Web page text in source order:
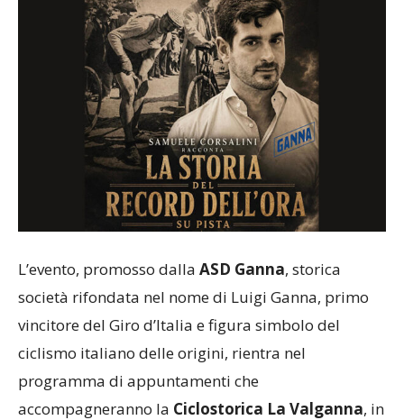
L’evento, promosso dalla ASD Ganna, storica
società rifondata nel nome di Luigi Ganna, primo
vincitore del Giro d’Italia e figura simbolo del
ciclismo italiano delle origini, rientra nel
programma di appuntamenti che
accompagneranno la Ciclostorica La Valganna, in